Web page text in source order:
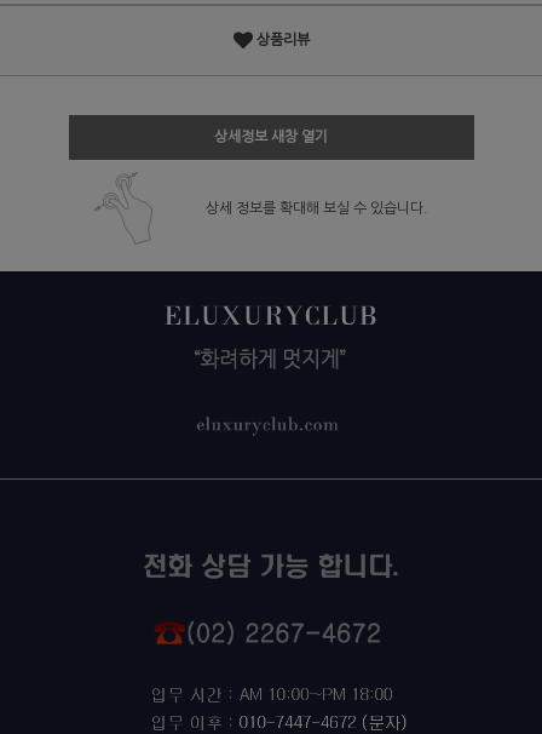
상품리뷰
상세정보 새창 열기
상세 정보를 확대해 보실 수 있습니다.